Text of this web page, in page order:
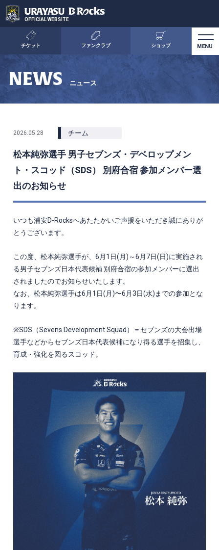
OFFICIAL WEBSITE
チケット ファンクラブ ショップ
NEWS ニュース
2026.05.28 チーム
松本純弥選手 男子セブンズ・デベロップメン
ト・スコッド（SDS） 別府合宿 参加メンバー選
出のお知らせ
いつも浦安D-Rocksへあたたかいご声援をいただき誠にありが
とうございます。
この度、松本純弥選手が、6月1日(月)～6月7日(日)に実施され
る男子セブンズ日本代表候補別府合宿の参加メンバーに選出
されましたのでお知らせいたします。
なお、 松本純弥選手は6月1日(月)〜6月3日(水)までの参加とな
ります。
※SDS（Sevens Development Squad）＝セブンズの大会出場
選手などからセブンズ日本代表候補になり得る選手を招集し、
育成・強化を図るスコッド。